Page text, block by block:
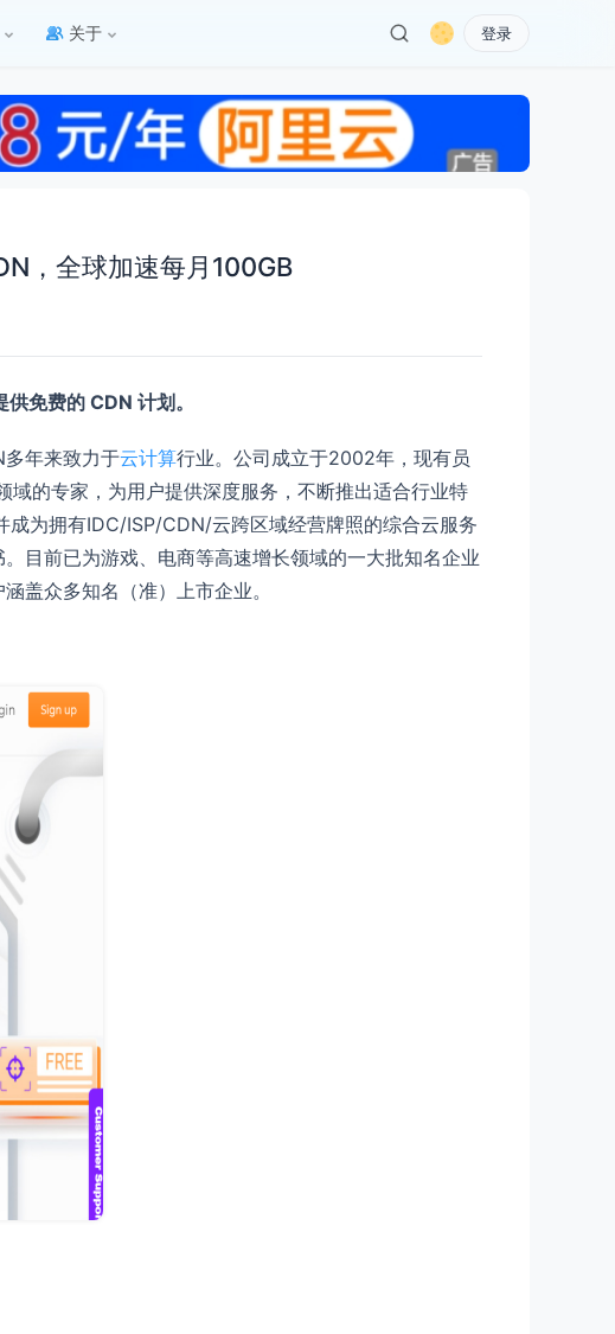
关于 登录
，全球加速每月100GB
免费的 CDN 计划。
年来致力于云计算行业。公司成立于2002年，现有员
的专家，为用户提供深度服务，不断推出适合行业特
成为拥有IDC/ISP/CDN/云跨区域经营牌照的综合云服务
目前已为游戏、电商等高速增长领域的一大批知名企业
盖众多知名（准）上市企业。